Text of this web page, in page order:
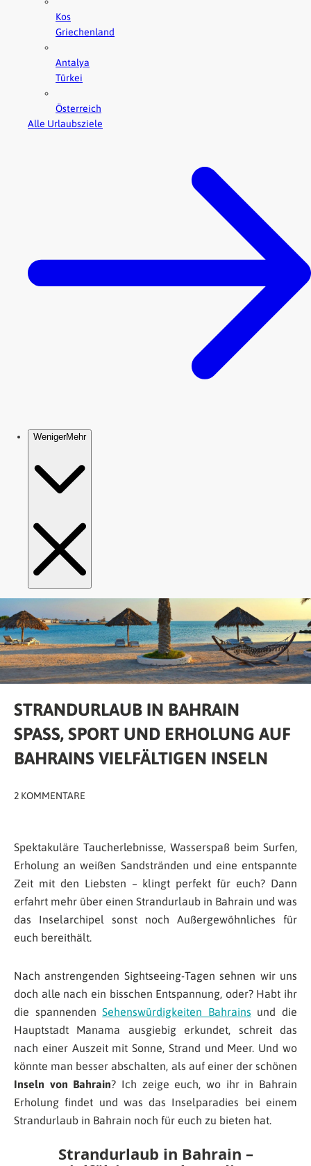
STRANDURLAUB IN BAHRAIN
SPASS, SPORT UND ERHOLUNG AUF B
AHRAINS VIELFÄLTIGEN INSELN
2 KOMMENTARE
Spektakuläre Taucherlebnisse, Wasserspaß beim Surfen,
Erholung an weißen Sandstränden und eine entspannte
Zeit mit den Liebsten – klingt perfekt für euch? Dann
erfahrt mehr über einen Strandurlaub in Bahrain und was
das Inselarchipel sonst noch Außergewöhnliches für
euch bereithält.
Nach anstrengenden Sightseeing-Tagen sehnen wir uns
doch alle nach ein bisschen Entspannung, oder? Habt ihr
die spannendenSehenswürdigkeiten Bahrains und die
Hauptstadt Manama ausgiebig erkundet, schreit das
nach einer Auszeit mit Sonne, Strand und Meer. Und wo
könnte man besser abschalten, als auf einer der schönen
Inseln von Bahrain? Ich zeige euch, wo ihr in Bahrain
Erholung findet und was das Inselparadies bei einem
Strandurlaub in Bahrain noch für euch zu bieten hat.
Strandurlaub in Bahrain –